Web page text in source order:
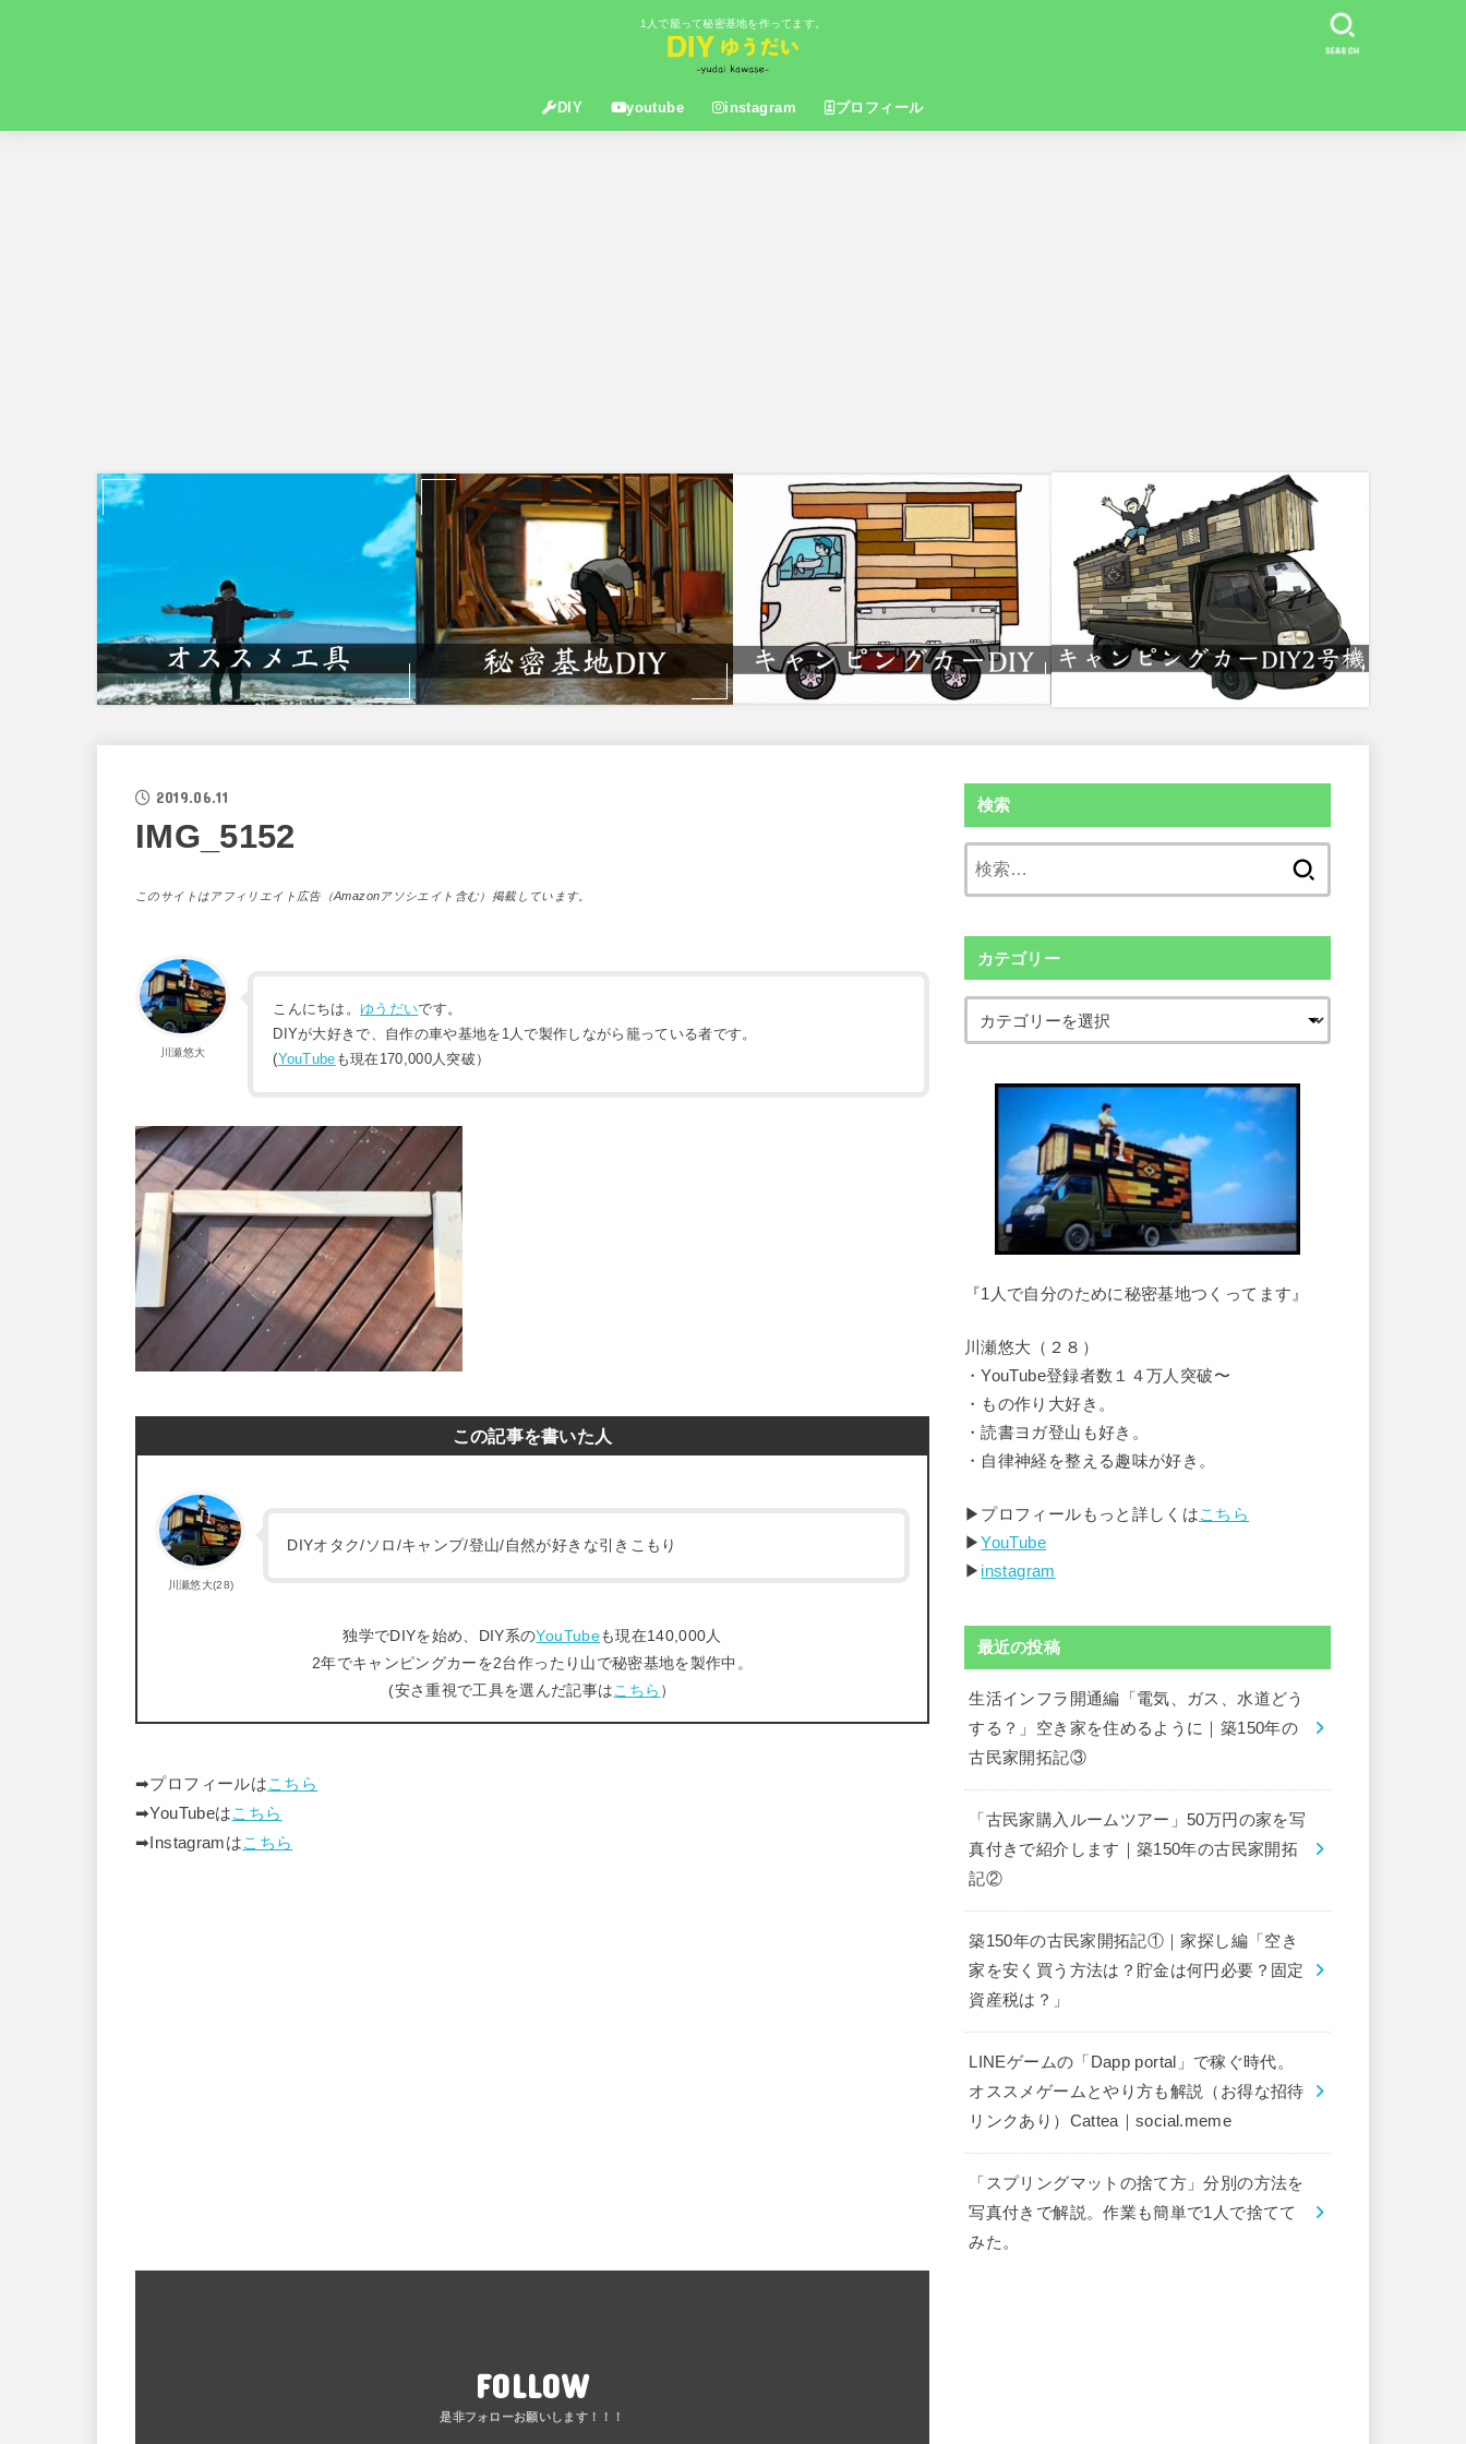
1人で籠って秘密基地を作ってます。
DIY youtube instagram プロフィール
SEARCH
2019.06.11
IMG_5152
このサイトはアフィリエイト広告（Amazonアソシエイト含む）掲載しています。
川瀬悠大
こんにちは。ゆうだいです。
DIYが大好きで、自作の車や基地を1人で製作しながら籠っている者です。
(YouTube も現在170,000人突破）
この記事を書いた人
川瀬悠大(28)
DIYオタク/ソロ/キャンプ/登山/自然が好きな引きこもり
独学でDIYを始め、DIY系のYouTubeも現在140,000人
2年でキャンピングカーを2台作ったり山で秘密基地を製作中。
(安さ重視で工具を選んだ記事はこちら ）
➡︎プロフィールはこちら
➡︎YouTubeはこちら
➡︎Instagramはこちら
FOLLOW
検索
カテゴリー
『1人で自分のために秘密基地つくってます』
川瀬悠大（２８）
・YouTube登録者数１４万人突破〜
・もの作り大好き。
・読書ヨガ登山も好き。
・自律神経を整える趣味が好き。
▶︎プロフィールもっと詳しくはこちら
▶︎YouTube
▶︎ instagram
最近の投稿
生活インフラ開通編「電気、ガス、水道どう
する？」空き家を住めるように｜築150年の
古民家開拓記③
「古民家購入ルームツアー」50万円の家を写
真付きで紹介します｜築150年の古民家開拓
記②
築150年の古民家開拓記①｜家探し編「空き
家を安く買う方法は？貯金は何円必要？固定
資産税は？」
LINEゲームの「Dapp portal」で稼ぐ時代。
オススメゲームとやり方も解説（お得な招待
リンクあり）Cattea｜social.meme
「スプリングマットの捨て方」分別の方法を
写真付きで解説。作業も簡単で1人で捨てて
みた。